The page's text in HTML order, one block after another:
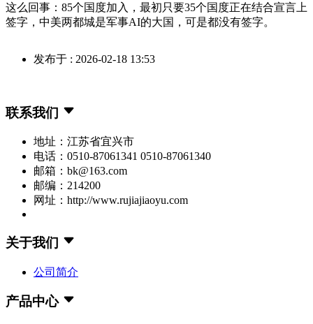
这么回事：85个国度加入，最初只要35个国度正在结合宣言上
签字，中美两都城是军事AI的大国，可是都没有签字。
发布于 : 2026-02-18 13:53
联系我们
地址：江苏省宜兴市
电话：0510-87061341 0510-87061340
邮箱：bk@163.com
邮编：214200
网址：http://www.rujiajiaoyu.com
关于我们
公司简介
产品中心